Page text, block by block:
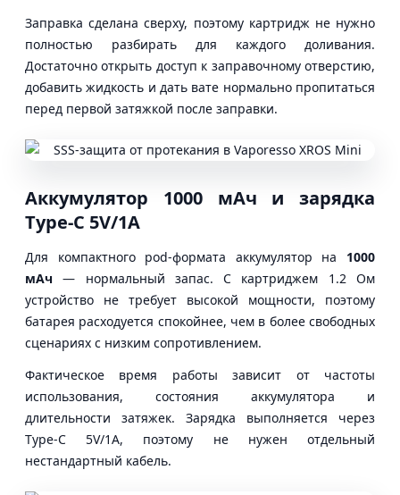
Заправка сделана сверху, поэтому картридж не нужно
полностью разбирать для каждого доливания.
Достаточно открыть доступ к заправочному отверстию,
добавить жидкость и дать вате нормально пропитаться
перед первой затяжкой после заправки.
Аккумулятор 1000 мАч и зарядка
Type-C 5V/1A
Для компактного pod-формата аккумулятор на 1000
мАч — нормальный запас. С картриджем 1.2 Ом
устройство не требует высокой мощности, поэтому
батарея расходуется спокойнее, чем в более свободных
сценариях с низким сопротивлением.
Фактическое время работы зависит от частоты
использования, состояния аккумулятора и
длительности затяжек. Зарядка выполняется через
Type-C 5V/1A, поэтому не нужен отдельный
нестандартный кабель.